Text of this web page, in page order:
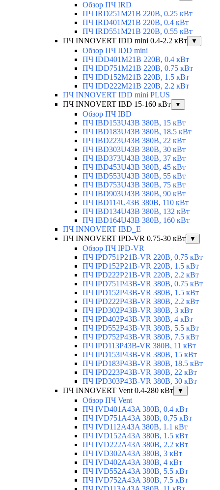
Обзор ПЧ IRD
ПЧ IRD251M21B 220В, 0.25 кВт
ПЧ IRD401M21B 220В, 0.4 кВт
ПЧ IRD551M21B 220В, 0.55 кВт
ПЧ INNOVERT IDD mini 0.4-2.2 кВт
▼
Обзор ПЧ IDD mini
ПЧ IDD401M21B 220В, 0.4 кВт
ПЧ IDD751M21B 220В, 0.75 кВт
ПЧ IDD152M21B 220В, 1.5 кВт
ПЧ IDD222M21B 220В, 2.2 кВт
ПЧ INNOVERT IDD mini PLUS
ПЧ INNOVERT IBD 15-160 кВт
▼
Обзор ПЧ IBD
ПЧ IBD153U43B 380В, 15 кВт
ПЧ IBD183U43B 380В, 18.5 кВт
ПЧ IBD223U43B 380В, 22 кВт
ПЧ IBD303U43B 380В, 30 кВт
ПЧ IBD373U43B 380В, 37 кВт
ПЧ IBD453U43B 380В, 45 кВт
ПЧ IBD553U43B 380В, 55 кВт
ПЧ IBD753U43B 380В, 75 кВт
ПЧ IBD903U43B 380В, 90 кВт
ПЧ IBD114U43B 380В, 110 кВт
ПЧ IBD134U43B 380В, 132 кВт
ПЧ IBD164U43B 380В, 160 кВт
ПЧ INNOVERT IBD_E
ПЧ INNOVERT IPD-VR 0.75-30 кВт
▼
Обзор ПЧ IPD-VR
ПЧ IPD751P21B-VR 220В, 0.75 кВт
ПЧ IPD152P21B-VR 220В, 1.5 кВт
ПЧ IPD222P21B-VR 220В, 2.2 кВт
ПЧ IPD751P43B-VR 380В, 0.75 кВт
ПЧ IPD152P43B-VR 380В, 1.5 кВт
ПЧ IPD222P43B-VR 380В, 2.2 кВт
ПЧ IPD302P43B-VR 380В, 3 кВт
ПЧ IPD402P43B-VR 380В, 4 кВт
ПЧ IPD552P43B-VR 380В, 5.5 кВт
ПЧ IPD752P43B-VR 380В, 7.5 кВт
ПЧ IPD113P43B-VR 380В, 11 кВт
ПЧ IPD153P43B-VR 380В, 15 кВт
ПЧ IPD183P43B-VR 380В, 18.5 кВт
ПЧ IPD223P43B-VR 380В, 22 кВт
ПЧ IPD303P43B-VR 380В, 30 кВт
ПЧ INNOVERT Vent 0.4-280 кВт
▼
Обзор ПЧ Vent
ПЧ IVD401A43A 380В, 0.4 кВт
ПЧ IVD751A43A 380В, 0.75 кВт
ПЧ IVD112A43A 380В, 1.1 кВт
ПЧ IVD152A43A 380В, 1.5 кВт
ПЧ IVD222A43A 380В, 2.2 кВт
ПЧ IVD302A43A 380В, 3 кВт
ПЧ IVD402A43A 380В, 4 кВт
ПЧ IVD552A43A 380В, 5.5 кВт
ПЧ IVD752A43A 380В, 7.5 кВт